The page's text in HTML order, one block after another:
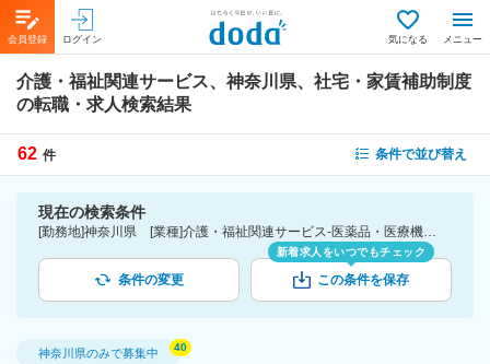
会員登録 ログイン 気になる メニュー
介護・福祉関連サービス、神奈川県、社宅・家賃補助制度
の転職・求人検索結果
62 件 条件で並び替え
現在の検索条件
[勤務地]神奈川県 [業種]介護・福祉関連サービス-医薬品・医療機器・ライフサイエンス・医療系サービス [詳細条件](待遇・福利厚生)社宅・家賃補助制度
条件の変更
新着求人をいつでもチェック
この条件を保存
神奈川県のみで募集中